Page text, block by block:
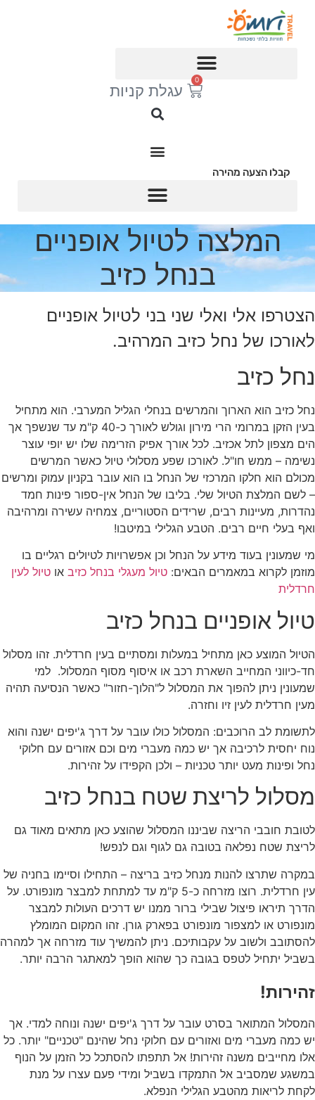
לתוכן
0
עגלת קניות
קבלו הצעה מהירה
המלצה לטיול אופניים
בנחל כזיב
הצטרפו אלי ואלי שני בני לטיול אופניים
לאורכו של נחל כזיב המרהיב.
נחל כזיב
נחל כזיב הוא הארוך והמרשים בנחלי הגליל המערבי. הוא מתחיל
בעין הזקן במרומי הרי מירון וגולש לאורך כ-40 ק"מ עד שנשפך אך
הים מצפון לתל אכזיב. לכל אורך אפיק הזרימה שלו יש יופי עוצר
נשימה – ממש חו"ל. לאורכו שפע מסלולי טיול כאשר המרשים
מכולם הוא חלקו המרכזי של הנחל בו הוא עובר בקניון עמוק ומרשים
– לשם המלצת הטיול שלי. בליבו של הנחל אין-ספור פינות חמד
נהדרות, מעיינות רבים, שרידים הסטוריים, צמחיה עשירה ומרהיבה
ואף בעלי חיים רבים. הטבע הגלילי במיטבו!
מי שמעונין בעוד מידע על הנחל וכן אפשרויות לטיולים רגליים בו
מוזמן לקרוא במאמרים הבאים: טיול מעגלי בנחל כזיב או טיול לעין
חרדלית
טיול אופניים בנחל כזיב
הטיול המוצע כאן מתחיל במעלות ומסתיים בעין חרדלית. זהו מסלול
חד-כיווני המחייב השארת רכב או איסוף מסוף המסלול. למי
שמעונין ניתן להפוך את המסלול ל"הלוך-חזור" כאשר הנסיעה תהיה
מעין חרדלית לעין זיו וחזרה.
לתשומת לב הרוכבים: המסלול כולו עובר על דרך ג'יפים ישנה והוא
נוח יחסית לרכיבה אך יש כמה מעברי מים וכם אזורים עם חלוקי
נחל ופינות מעט יותר טכניות – ולכן הקפידו על זהירות.
מסלול לריצת שטח בנחל כזיב
לטובת חובבי הריצה שביננו המסלול שהוצע כאן מתאים מאוד גם
לריצת שטח נפלאה בטובה גם לגוף וגם לנפש!
במקרה שתרצו להנות מנחל כזיב בריצה – התחילו וסיימו בחניה של
עין חרדלית. רוצו מזרחה כ-5 ק"מ עד למתחת למבצר מונפורט. על
הדרך תיראו פיצול שבילי ברור ממנו יש דרכים העולות למבצר
מונפורט או למצפור מונפורט בפארק גורן. זהו המקום המומלץ
להסתובב ולשוב על עקבותיכם. ניתן להמשיך עוד מזרחה אך למהרה
בשביל יתחיל לטפס בגובה כך שהוא הופך למאתגר הרבה יותר.
זהירות!
המסלול המתואר בסרט עובר על דרך ג'יפים ישנה ונוחה למדי. אך
יש כמה מעברי מים ואזורים עם חלוקי נחל שהינם "טכניים" יותר. כל
אלו מחייבים משנה זהירות! אל תתפתו להסתכל כל הזמן על הנוף
במשגע שמסביב אל התמקדו בשביל ומידי פעם עצרו על מנת
לקחת לריאות מהטבע הגלילי הנפלא.